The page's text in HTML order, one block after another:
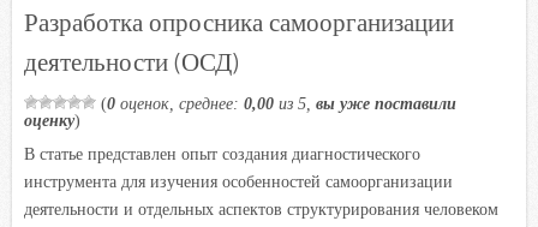
Разработка опросника самоорганизации
деятельности (ОСД)
(0 оценок, среднее: 0,00 из 5, вы уже поставили
оценку)
В статье представлен опыт создания диагностического
инструмента для изучения особенностей самоорганизации
деятельности и отдельных аспектов структурирования человеком